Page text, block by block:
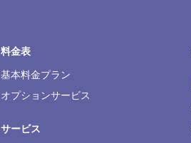
料金表
基本料金プラン
オプションサービス
サービス